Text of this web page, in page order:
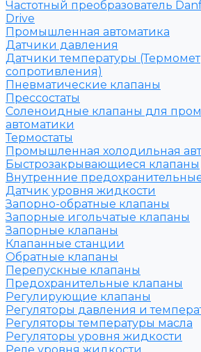
Частотный преобразователь
Drive
Промышленная автоматика
Датчики давления
Датчики температуры
сопротивления)
Пневматические клапаны
Прессостаты
Соленоидные клапаны для
автоматики
Термостаты
Промышленная холодильная
Быстрозакрывающиеся клапаны
Внутренние
Датчик уровня жидкости
Запорно-обратные клапаны
Запорные игольчатые клапаны
Запорные клапаны
Клапанные станции
Обратные клапаны
Перепускные клапаны
Предохранительные клапаны
Регулирующие клапаны
Регуляторы давления и
Регуляторы температуры масла
Регуляторы уровня жидкости